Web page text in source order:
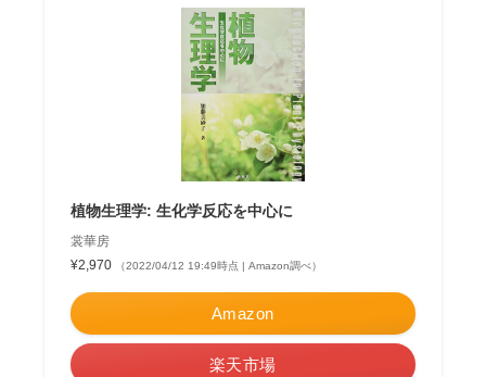
植物生理学: 生化学反応を中心に
裳華房
¥2,970
（2022/04/12 19:49時点 | Amazon調べ）
Amazon
楽天市場